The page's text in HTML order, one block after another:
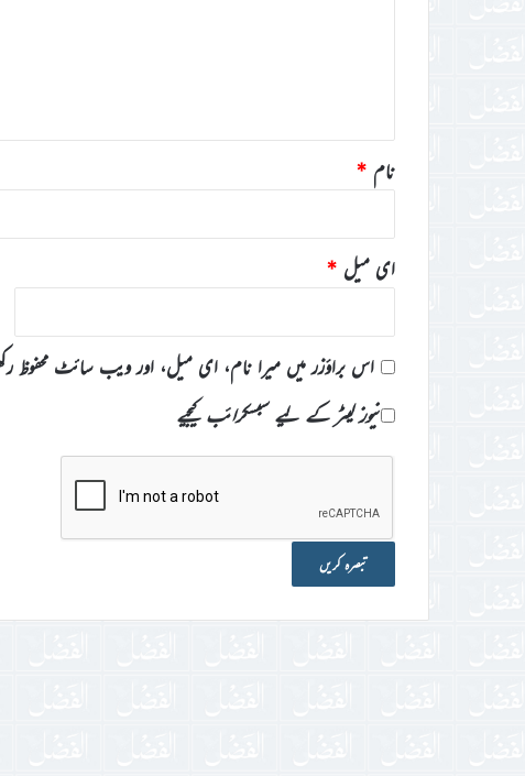
نام *
ای میل *
اس براؤزر میں میرا نام، ای میل، اور ویب سائٹ محفوظ
نیوز لیٹر کے لیے سبسکرائب کیجیے